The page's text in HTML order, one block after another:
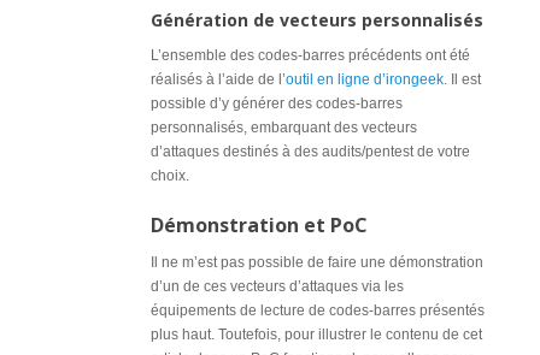
Génération de vecteurs personnalisés
L’ensemble des codes-barres précédents ont été
réalisés à l’aide de l’outil en ligne d’irongeek. Il est
possible d’y générer des codes-barres
personnalisés, embarquant des vecteurs
d’attaques destinés à des audits/pentest de votre
choix.
Démonstration et PoC
Il ne m’est pas possible de faire une démonstration
d’un de ces vecteurs d’attaques via les
équipements de lecture de codes-barres présentés
plus haut. Toutefois, pour illustrer le contenu de cet